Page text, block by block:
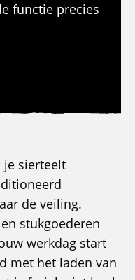
functie precies
je sierteelt
de veiling.
stukgoederen
werkdag start
met het laden van